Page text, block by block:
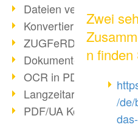
Dateien verbinden
Konvertierung über 100
ZUGFeRD & GoBD
Dokumente konform
OCR in PDF
Langzeitarchivierung
PDF/UA
Zwei
n finden
/de/